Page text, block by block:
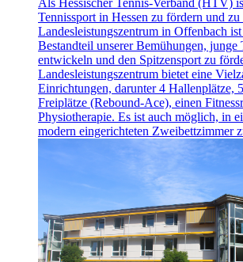
Wir verwenden Cookies, um Inhalte
personalisieren, Funktionen für soziale
zu können und die Zugriffe auf unsere
analysieren. Außerdem geben wir
Verwendung unserer Website an
soziale Medien, Werbung und Analysen
Partner führen diese Informationen
weiteren Daten zusammen, die Sie
haben oder die sie im Rahmen Ihrer
gesammelt haben. Die
Cookie-
jederzeit über den Link im Footer
angepasst werden.
Als Hessischer Tennis-Verband (HTV)
Tennissport in Hessen zu fördern und zu
Landesleistungszentrum in Offenbach
Bestandteil unserer Bemühungen, junge
entwickeln und den Spitzensport zu
Landesleistungszentrum bietet eine
Einrichtungen, darunter 4 Hallenplätze,
Freiplätze (Rebound-Ace), einen
Physiotherapie. Es ist auch möglich, in
modern eingerichteten Zweibettzimmer